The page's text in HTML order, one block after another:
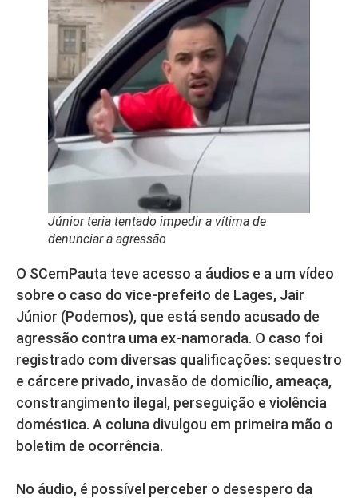
Júnior teria tentado impedir a vítima de
denunciar a agressão
O SCemPauta teve acesso a áudios e a um vídeo
sobre o caso do vice-prefeito de Lages, Jair
Júnior (Podemos), que está sendo acusado de
agressão contra uma ex-namorada. O caso foi
registrado com diversas qualificações: sequestro
e cárcere privado, invasão de domicílio, ameaça,
constrangimento ilegal, perseguição e violência
doméstica. A coluna divulgou em primeira mão o
boletim de ocorrência.
No áudio, é possível perceber o desespero da